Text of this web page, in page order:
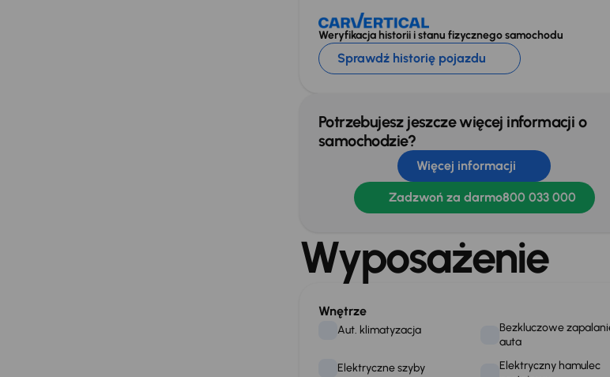
Weryfikacja historii i stanu fizycznego samochodu
Sprawdź historię pojazdu
Potrzebujesz jeszcze więcej informacji o
samochodzie?
Więcej informacji
Zadzwoń za darmo800 033 000
Wyposażenie
Wnętrze
Aut. klimatyzacja
Bezkluczowe
auta
Elektryczne szyby
Elektryczny hamulec